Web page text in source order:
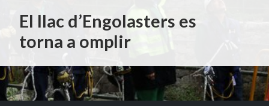
El llac d’Engolasters es
torna a omplir